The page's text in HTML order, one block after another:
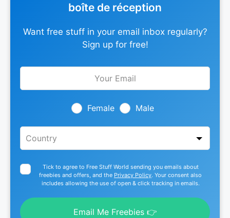
boîte de réception
Want free stuff in your email inbox regularly?
Sign up for free!
Leave
Female Male
Tick to agree to Free Stuff World sending you emails about
freebies and offers, and the Privacy Policy. Your consent also
includes allowing the use of open & click tracking in emails.
Email Me Freebies 👉